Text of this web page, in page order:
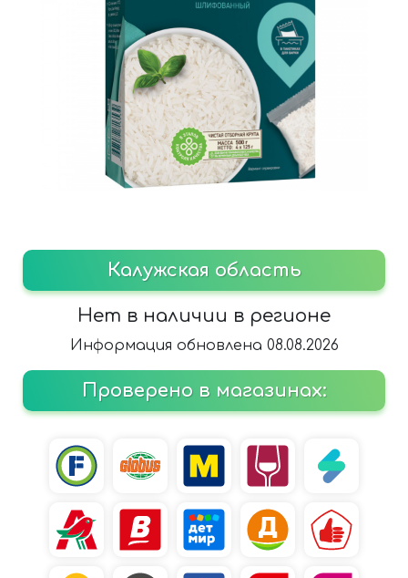
Калужская область
Нет в наличии в регионе
Информация обновлена 08.08.2026
Проверено в магазинах: